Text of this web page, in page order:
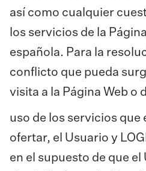
así como cualquier
los servicios de la
española. Para la
conflicto que pueda
visita a la Página Web o
uso de los servicios que
ofertar, el Usuario y
en el supuesto de que el